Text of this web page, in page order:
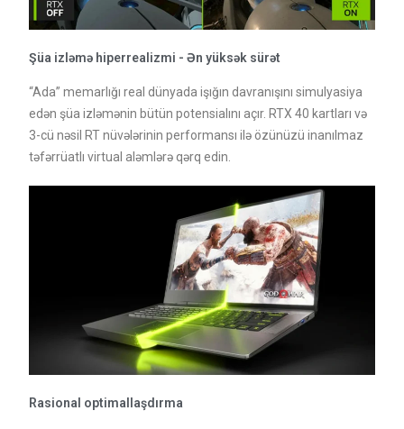
Şüa izləmə hiperrealizmi - Ən yüksək sürət
“Ada” memarlığı real dünyada işığın davranışını simulyasiya
edən şüa izləmənin bütün potensialını açır. RTX 40 kartları və
3-cü nəsil RT nüvələrinin performansı ilə özünüzü inanılmaz
təfərrüatlı virtual aləmlərə qərq edin.
Rasional optimallaşdırma